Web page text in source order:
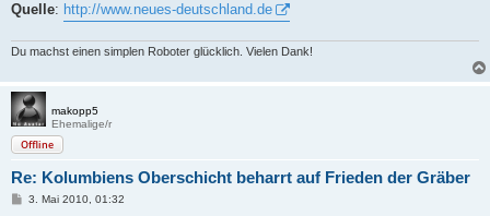
Quelle: http://www.neues-deutschland.de
Du machst einen simplen Roboter glücklich. Vielen Dank!
makopp5
Ehemalige/r
Offline
Re: Kolumbiens Oberschicht beharrt auf Frieden der Gräber
B3. Mai 2010, 01:32